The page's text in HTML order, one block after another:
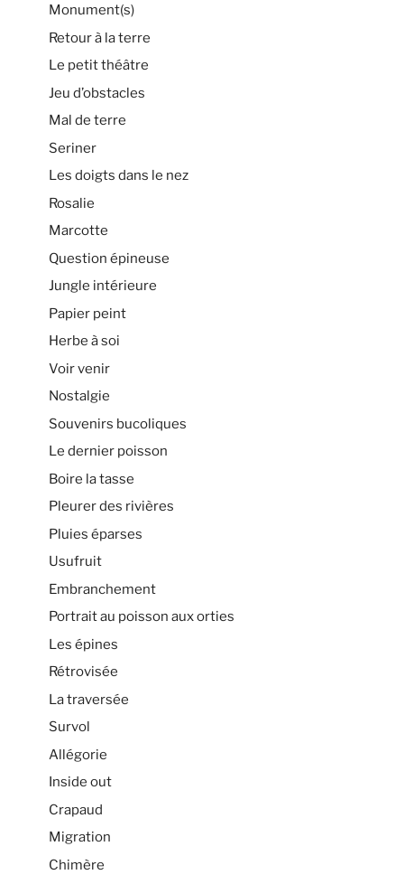
Monument(s)
Retour à la terre
Le petit théâtre
Jeu d’obstacles
Mal de terre
Seriner
Les doigts dans le nez
Rosalie
Marcotte
Question épineuse
Jungle intérieure
Papier peint
Herbe à soi
Voir venir
Nostalgie
Souvenirs bucoliques
Le dernier poisson
Boire la tasse
Pleurer des rivières
Pluies éparses
Usufruit
Embranchement
Portrait au poisson aux orties
Les épines
Rétrovisée
La traversée
Survol
Allégorie
Inside out
Crapaud
Migration
Chimère